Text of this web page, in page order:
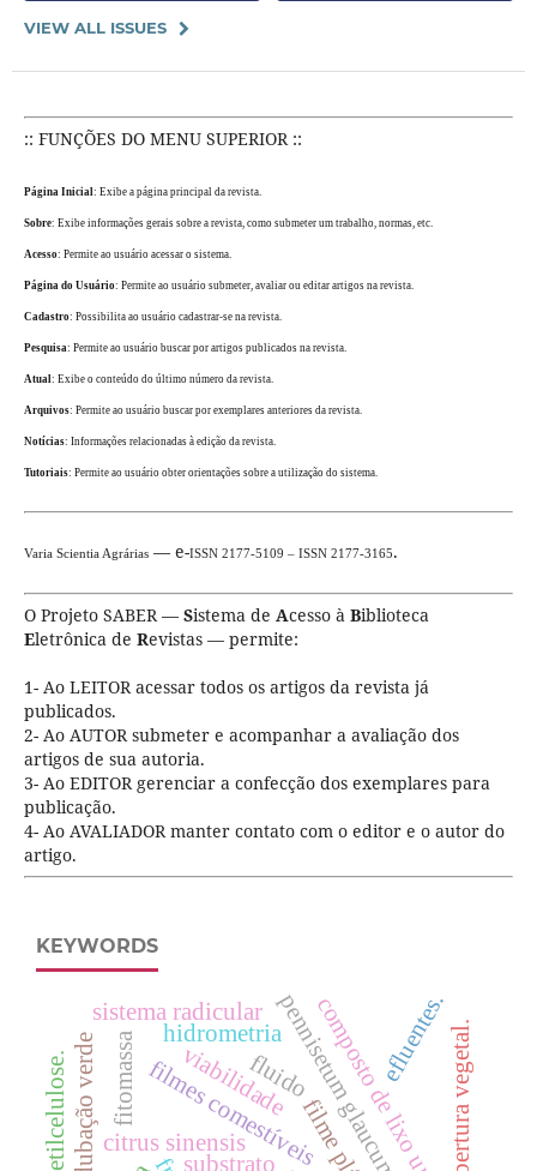
VIEW ALL ISSUES
:: FUNÇÕES DO MENU SUPERIOR ::
Página Inicial : Exibe a página principal da revista.
Sobre: Exibe informações gerais sobre a revista, como submeter um trabalho, normas, etc.
Acesso: Permite ao usuário acessar o sistema.
Página do Usuário: Permite ao usuário submeter, avaliar ou editar artigos na revista.
Cadastro: Possibilita ao usuário cadastrar-se na revista.
Pesquisa: Permite ao usuário buscar por artigos publicados na revista.
Atual : Exibe o conteúdo do último número da revista.
Arquivos: Permite ao usuário buscar por exemplares anteriores da revista.
Notícias: Informações relacionadas à edição da revista.
Tutoriais: Permite ao usuário obter orientações sobre a utilização do sistema.
Varia Scientia Agrárias— e-ISSN 2177-5109 – ISSN 2177-3165.
O Projeto SABER — Sistema de Acesso à Biblioteca
Eletrônica de Revistas — permite:
1- Ao LEITOR acessar todos os artigos da revista já
publicados.
2- Ao AUTOR submeter e acompanhar a avaliação dos
artigos de sua autoria.
3- Ao EDITOR gerenciar a confecção dos exemplares para
publicação.
4- Ao AVALIADOR manter contato com o editor e o autor do
artigo.
KEYWORDS
citrus sinensis
filmes comestíveis
viabilidadepennisetum glaucum l
fitomassa
substrato composto de lixo urbano.
sistema radicular
cobertura vegetal.
fluido
hidrometria efluentes.
adubação verde